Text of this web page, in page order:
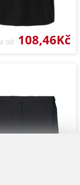
od 108,46Kč